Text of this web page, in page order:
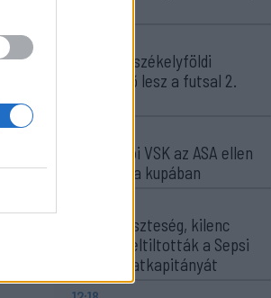
Egyetlen székelyföldi
résztvevő lesz a futsal 2.
A Gyergyói VSK az ASA ellen
folytatja a kupában
Súlyos veszteség, kilenc
hónapra eltiltották a Sepsi
OSK csapatkapitányát